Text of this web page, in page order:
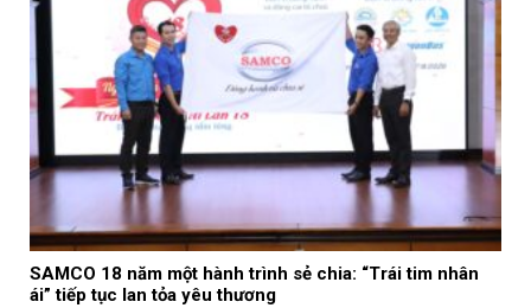
SAMCO 18 năm một hành trình sẻ chia: “Trái tim nhân
ái” tiếp tục lan tỏa yêu thương